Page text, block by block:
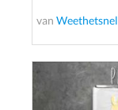
van Weethetsnel